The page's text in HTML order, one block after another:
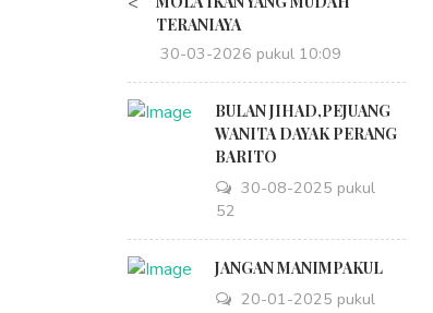
TERANIAYA
30-03-2026 pukul 10:09
BULAN JIHAD,PEJUANG
WANITA DAYAK PERANG
BARITO
30-08-2025 pukul
18:52
JANGAN MANIMPAKUL
20-01-2025 pukul